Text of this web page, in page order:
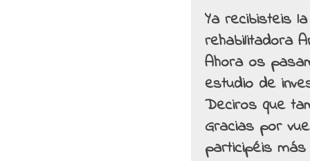
Ya recibisteis
rehabilitadora
Ahora os
estudio de
Deciros que
Gracias por
participéis